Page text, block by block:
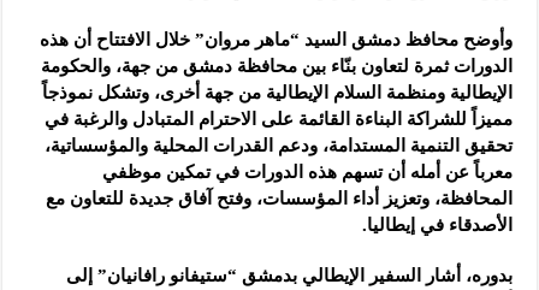
وأوضح محافظ دمشق السيد “ماهر مروان” خلال الافتتاح أن هذه
الدورات ‏ثمرة لتعاون بنّاء بين محافظة دمشق من جهة، والحكومة
الإيطالية ومنظمة ‏السلام الإيطالية من جهة أخرى، وتشكل نموذجاً
مميزاً للشراكة البناءة ‏القائمة على الاحترام المتبادل والرغبة في
تحقيق التنمية المستدامة، ودعم ‏القدرات المحلية والمؤسساتية،
معرباً عن أمله أن تسهم هذه الدورات في ‏تمكين موظفي
المحافظة، وتعزيز أداء المؤسسات، وفتح آفاق جديدة للتعاون ‏مع
الأصدقاء في إيطاليا.‏
بدوره، أشار السفير الإيطالي بدمشق “ستيفانو رافانيان” إلى